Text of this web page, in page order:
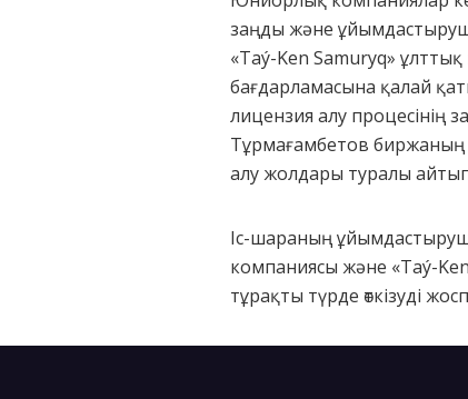
заңды және
«Taý-Ken Samuryq»
бағдарламасына қалай
лицензия алу процесінің
Тұрмағамбетов
алу жолдары туралы
Іс-шараның
компаниясы және «Taý-
тұрақты түрде өткізуді